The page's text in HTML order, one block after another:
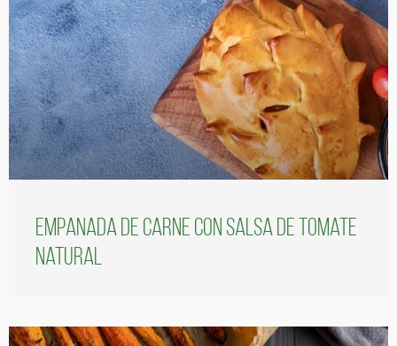
Empanada de carne con salsa de tomate
natural